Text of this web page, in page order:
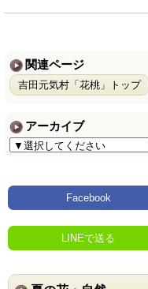
関連ページ
吉田元気村「花桃」トップ
アーカイブ
Facebook
LINEで送る